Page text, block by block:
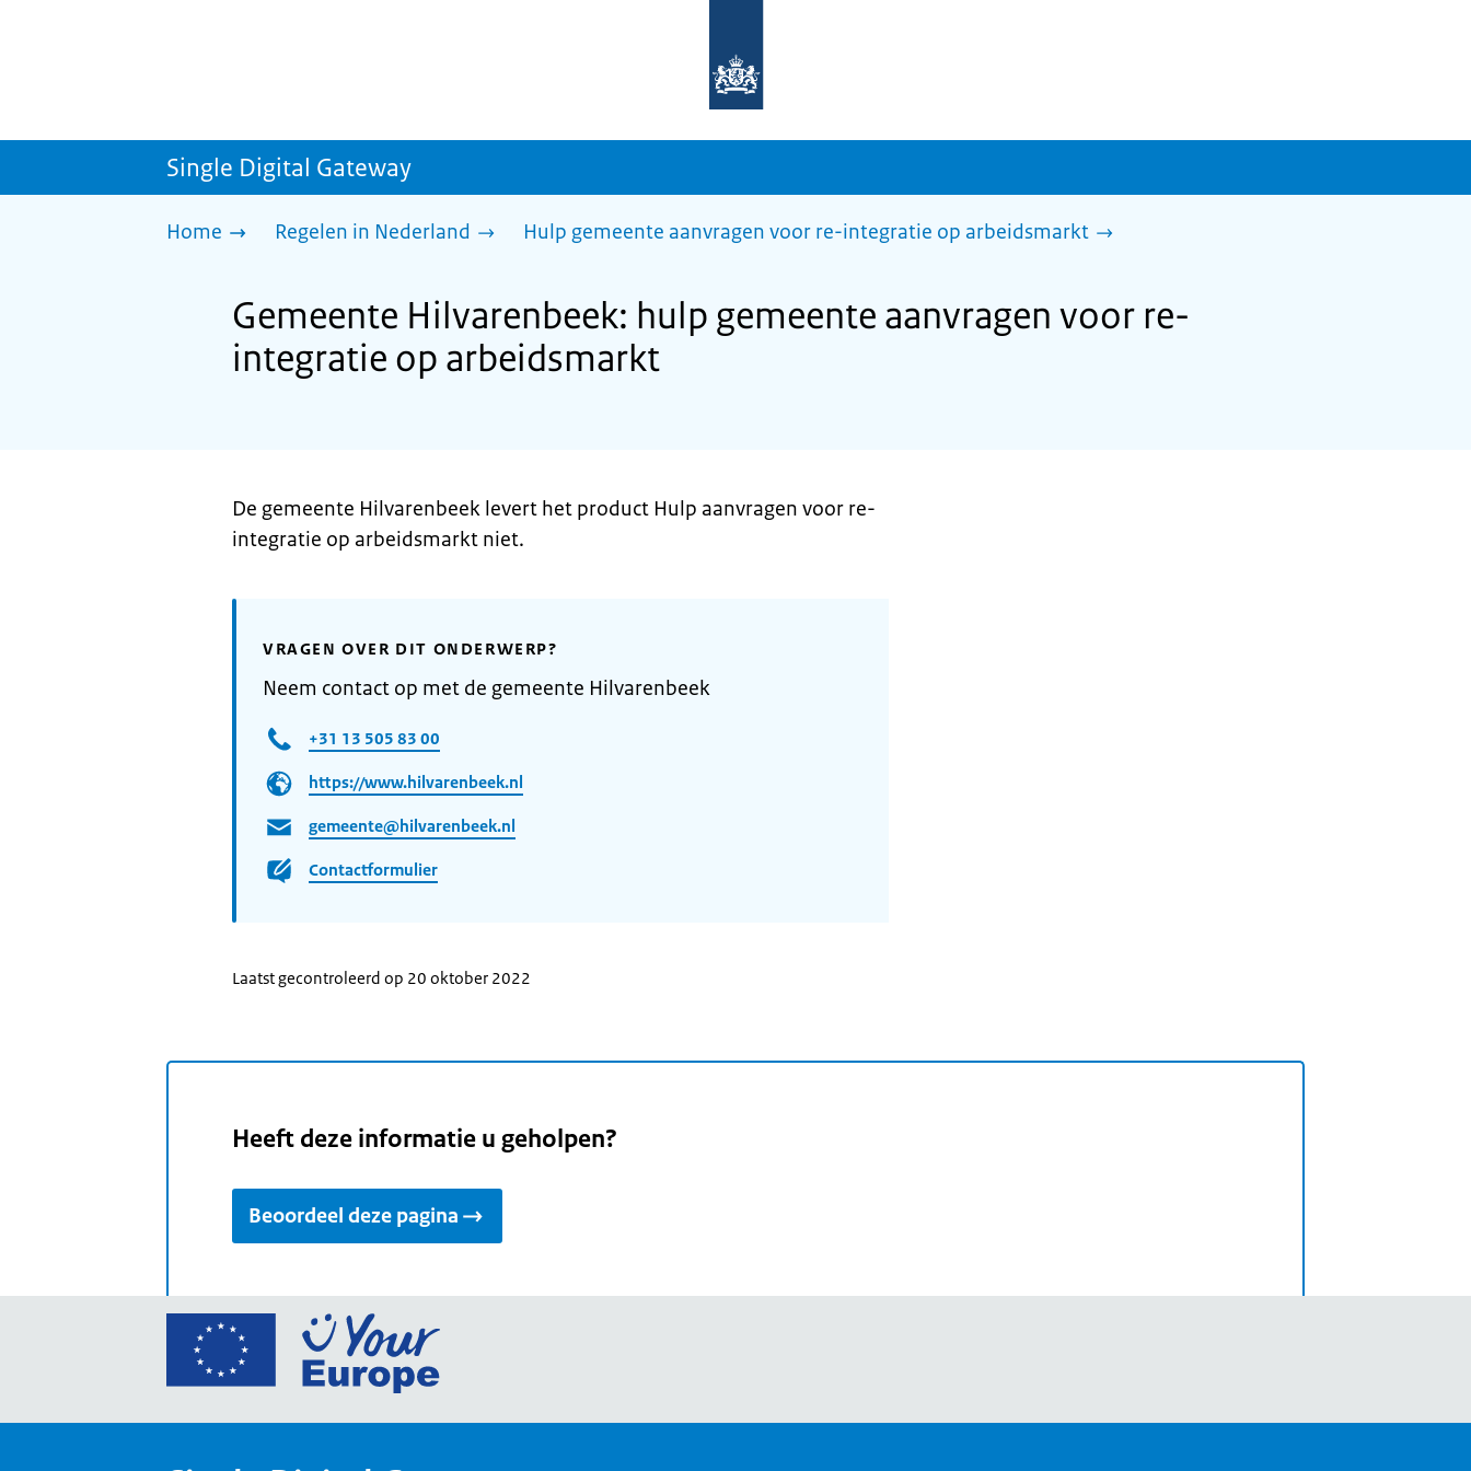
homepage
sdg.rijksoverheid.nl
Single Digital Gateway
Home Regelen in Nederland Hulp gemeente aanvragen voor re-integratie op arbeidsmarkt
Gemeente Hilvarenbeek: hulp gemeente aanvragen voor re-
integratie op arbeidsmarkt
De gemeente Hilvarenbeek levert het product Hulp aanvragen voor re-
integratie op arbeidsmarkt niet.
VRAGEN OVER DIT ONDERWERP?
Neem contact op met de gemeente Hilvarenbeek
+31 13 505 83 00
https://www.hilvarenbeek.nl
gemeente@hilvarenbeek.nl
Contactformulier
Laatst gecontroleerd op 20 oktober 2022
Heeft deze informatie u geholpen?
Beoordeel deze pagina
Ga
homepage